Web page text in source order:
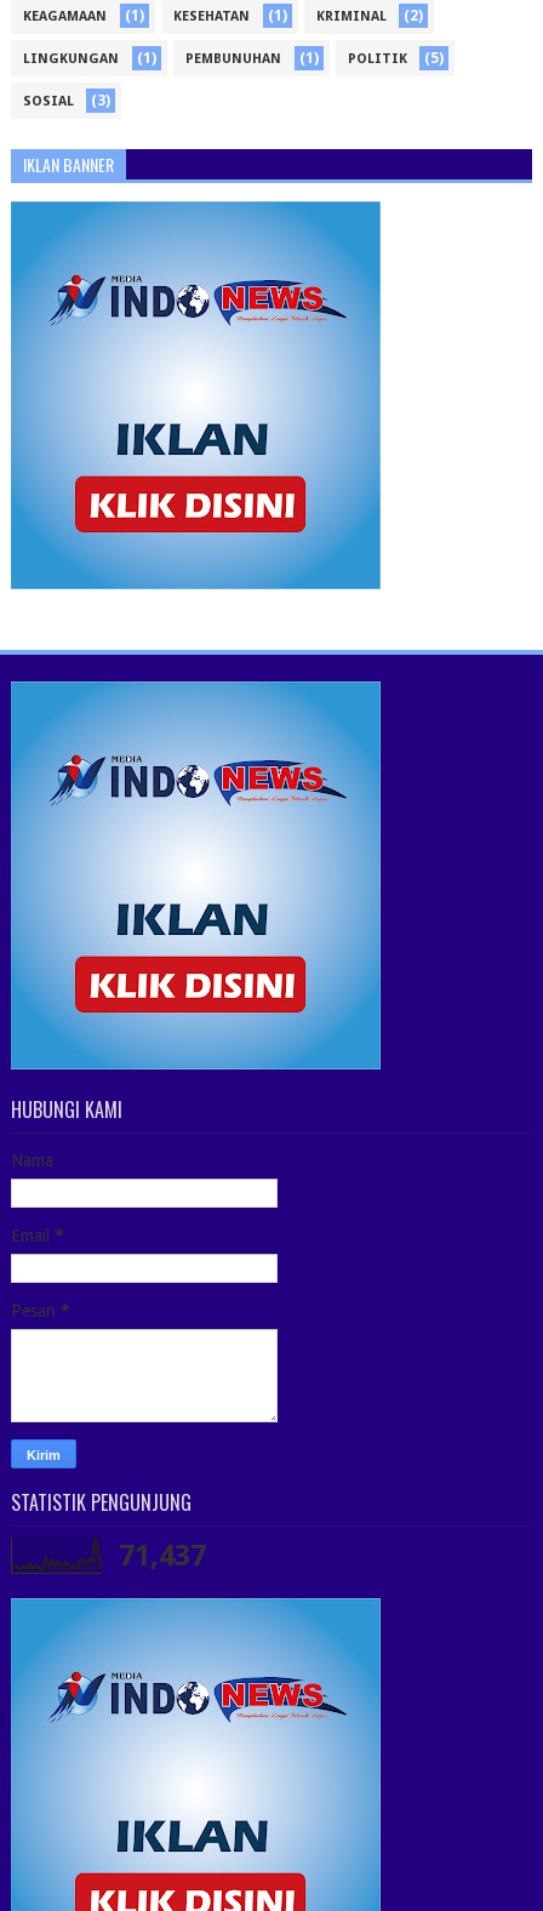
KEAGAMAAN (1) KESEHATAN (1) KRIMINAL (2)
LINGKUNGAN (1) PEMBUNUHAN (1) POLITIK (5)
SOSIAL (3)
IKLAN BANNER
HUBUNGI KAMI
Nama
Email *
Pesan *
STATISTIK PENGUNJUNG
71,437